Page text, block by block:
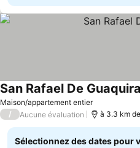
Maison/appartement entier
San Rafael De
/ Aucune évaluation à 3.3 km
Sélectionnez des dates pour